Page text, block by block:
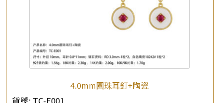
4.0mm圓珠耳釘+陶瓷
貨號: TC-E001